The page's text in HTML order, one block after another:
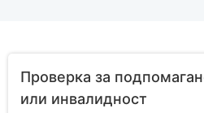
Проверка за
или инвалидност